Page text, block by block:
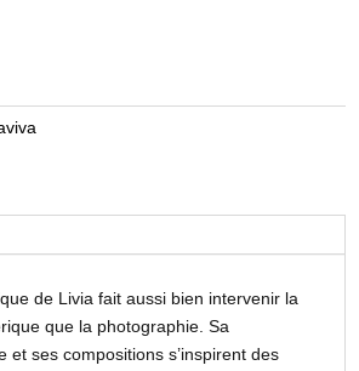
de Livia fait aussi bien intervenir la
que la photographie. Sa
et ses compositions s’inspirent des